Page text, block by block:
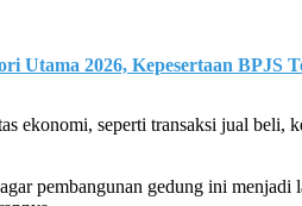
Utama 2026, Kepesertaan BPJS
ekonomi, seperti transaksi jual
pembangunan gedung ini